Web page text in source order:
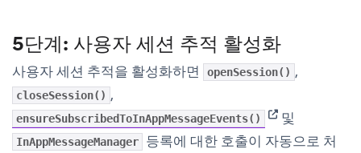
5단계: 사용자 세션 추적 활성화
사용자 세션 추적을 활성화하면 openSession() ,
closeSession() ,
ensureSubscribedToInAppMessageEvents() (opens in new
및
InAppMessageManager
등록에 대한 호출이 자동으로 처